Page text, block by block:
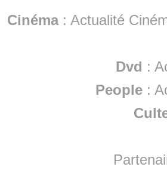
Cinéma: Actualité
Dvd :
People :